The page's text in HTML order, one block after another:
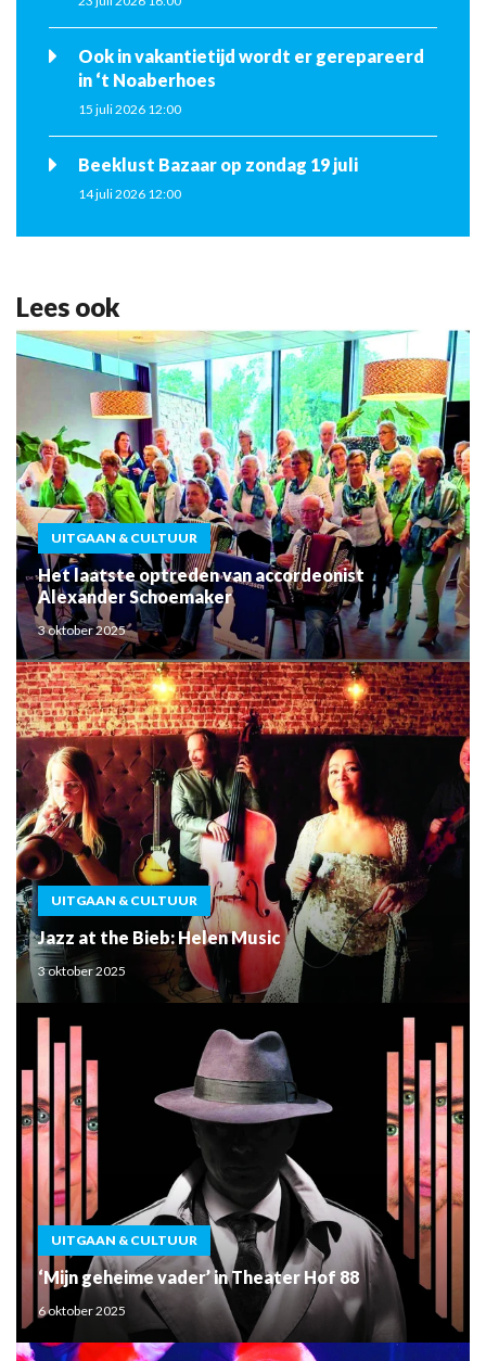
Ook in vakantietijd wordt er gerepareerd
in ‘t Noaberhoes
15 juli 2026 12:00
Beeklust Bazaar op zondag 19 juli
14 juli 2026 12:00
Lees ook
UITGAAN & CULTUUR
Het laatste optreden van accordeonist
Alexander Schoemaker
3 oktober 2025
UITGAAN & CULTUUR
Jazz at the Bieb: Helen Music
3 oktober 2025
UITGAAN & CULTUUR
‘Mijn geheime vader’ in Theater Hof 88
6 oktober 2025